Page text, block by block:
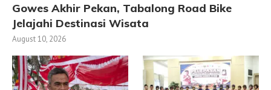
Gowes Akhir Pekan, Tabalong Road Bike
Jelajahi Destinasi Wisata
August 10, 2026